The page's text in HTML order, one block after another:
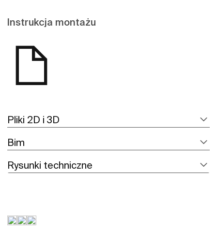
Instrukcja montażu
Pliki 2D i 3D
Bim
Rysunki techniczne